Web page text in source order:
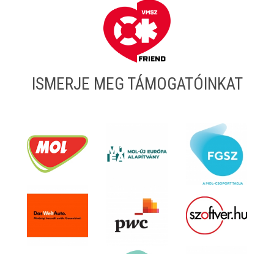
ISMERJE MEG TÁMOGATÓINKAT